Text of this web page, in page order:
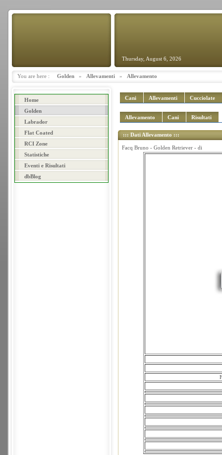
Thursday, August 6, 2026
You are here : Golden » Allevamenti » Allevamento
Home
Golden
Labrador
Flat Coated
RCI Zone
Statistiche
Eventi e Risultati
dbBlog
Cani Allevamenti Cucciolate
Allevamento Cani Risultati
::: Dati Allevamento :::
Facq Bruno - Golden Retriever - di